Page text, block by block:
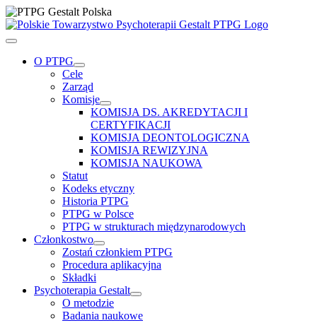
Przejdź
do
zawartości
Toggle
NavigationO PTPG
Cele
Zarząd
Komisje
KOMISJA DS. AKREDYTACJI I
CERTYFIKACJI
KOMISJA DEONTOLOGICZNA
KOMISJA REWIZYJNA
KOMISJA NAUKOWA
Statut
Kodeks etyczny
Historia PTPG
PTPG w Polsce
PTPG w strukturach międzynarodowych
Członkostwo
Zostań członkiem PTPG
Procedura aplikacyjna
Składki
Psychoterapia Gestalt
O metodzie
Badania naukowe